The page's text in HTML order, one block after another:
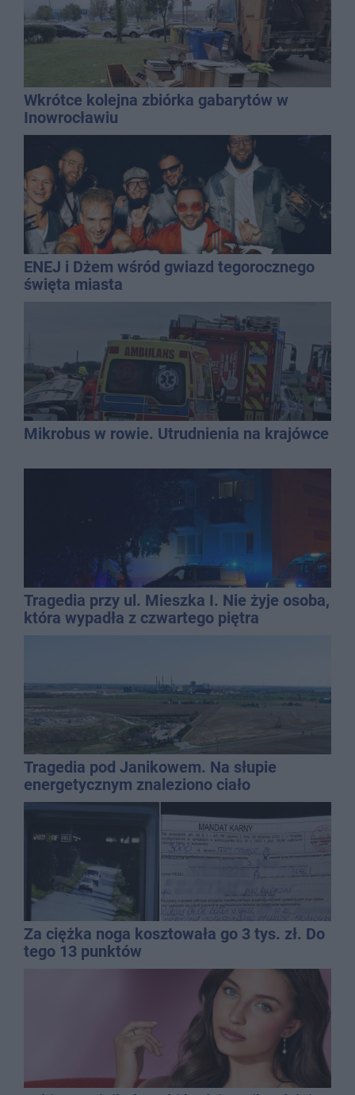
Wkrótce kolejna zbiórka gabarytów w
Inowrocławiu
ENEJ i Dżem wśród gwiazd tegorocznego
święta miasta
Mikrobus w rowie. Utrudnienia na krajówce
Tragedia przy ul. Mieszka I. Nie żyje osoba,
która wypadła z czwartego piętra
Tragedia pod Janikowem. Na słupie
energetycznym znaleziono ciało
mężczyzny
Za ciężka noga kosztowała go 3 tys. zł. Do
tego 13 punktów